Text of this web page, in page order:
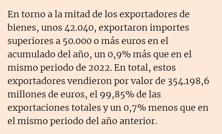
En torno a la mitad de los exportadores de
bienes, unos 42.040, exportaron importes
superiores a 50.000 o más euros en el
acumulado del año, un 0,9% más que en el
mismo periodo de 2022. En total, estos
exportadores vendieron por valor de 354.198,6
millones de euros, el 99,85% de las
exportaciones totales y un 0,7% menos que en
el mismo periodo del año anterior.